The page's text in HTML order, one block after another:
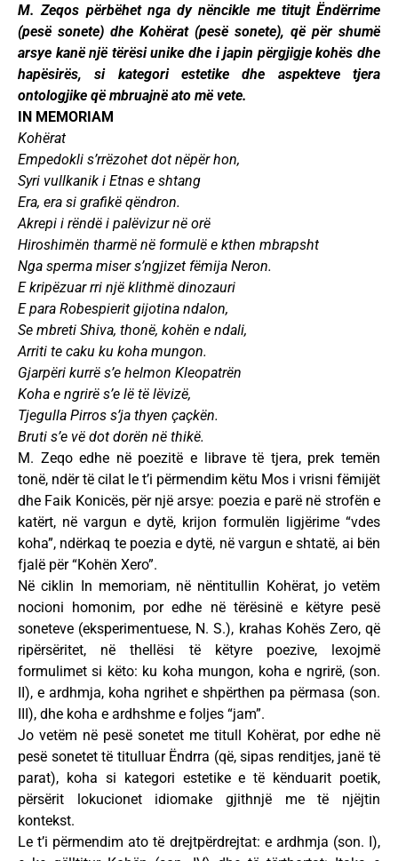
M. Zeqos përbëhet nga dy nëncikle me titujt Ëndërrime
(pesë sonete) dhe Kohërat (pesë sonete), që për shumë
arsye kanë një tërësi unike dhe i japin përgjigje kohës dhe
hapësirës, si kategori estetike dhe aspekteve tjera
ontologjike që mbruajnë ato më vete.
IN MEMORIAM
Kohërat
Empedokli s’rrëzohet dot nëpër hon,
Syri vullkanik i Etnas e shtang
Era, era si grafikë qëndron.
Akrepi i rëndë i palëvizur në orë
Hiroshimën tharmë në formulë e kthen mbrapsht
Nga sperma miser s’ngjizet fëmija Neron.
E kripëzuar rri një klithmë dinozauri
E para Robespierit gijotina ndalon,
Se mbreti Shiva, thonë, kohën e ndali,
Arriti te caku ku koha mungon.
Gjarpëri kurrë s’e helmon Kleopatrën
Koha e ngrirë s’e lë të lëvizë,
Tjegulla Pirros s’ja thyen çaçkën.
Bruti s’e vë dot dorën në thikë.
M. Zeqo edhe në poezitë e librave të tjera, prek temën
tonë, ndër të cilat le t’i përmendim këtu Mos i vrisni fëmijët
dhe Faik Konicës, për një arsye: poezia e parë në strofën e
katërt, në vargun e dytë, krijon formulën ligjërime “vdes
koha”, ndërkaq te poezia e dytë, në vargun e shtatë, ai bën
fjalë për “Kohën Xero”.
Në ciklin In memoriam, në nëntitullin Kohërat, jo vetëm
nocioni homonim, por edhe në tërësinë e këtyre pesë
soneteve (eksperimentuese, N. S.), krahas Kohës Zero, që
ripërsëritet, në thellësi të këtyre poezive, lexojmë
formulimet si këto: ku koha mungon, koha e ngrirë, (son.
II), e ardhmja, koha ngrihet e shpërthen pa përmasa (son.
III), dhe koha e ardhshme e foljes “jam”.
Jo vetëm në pesë sonetet me titull Kohërat, por edhe në
pesë sonetet të titulluar Ëndrra (që, sipas renditjes, janë të
parat), koha si kategori estetike e të kënduarit poetik,
përsërit lokucionet idiomake gjithnjë me të njëjtin
kontekst.
Le t’i përmendim ato të drejtpërdrejtat: e ardhmja (son. I),